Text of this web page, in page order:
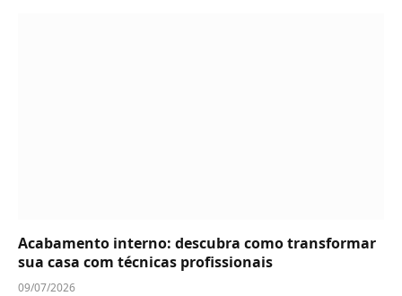
Acabamento interno: descubra como transformar
sua casa com técnicas profissionais
09/07/2026